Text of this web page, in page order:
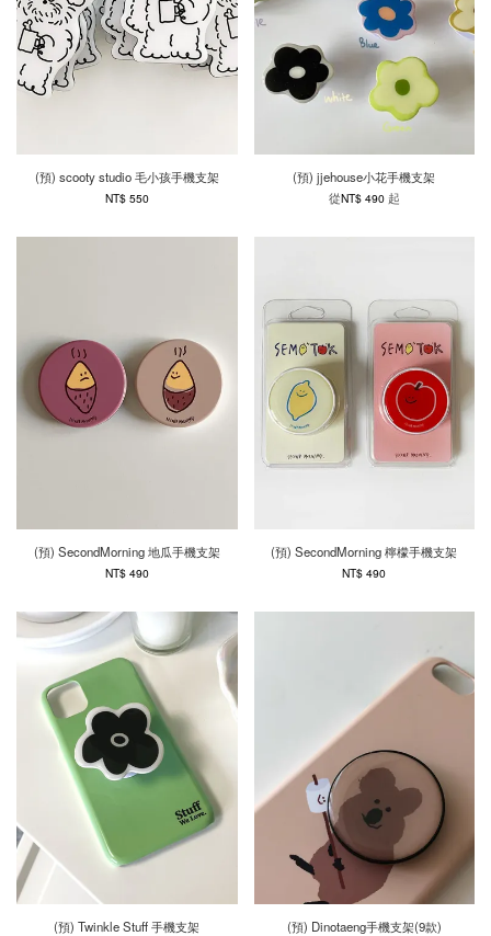
(預) scooty studio 毛小孩手機支架
NT$ 550
(預) jjehouse小花手機支架
從NT$ 490 起
(預) SecondMorning 地瓜手機支架
NT$ 490
(預) SecondMorning 檸檬手機支架
NT$ 490
(預) Twinkle Stuff 手機支架
(預) Dinotaeng手機支架(9款)